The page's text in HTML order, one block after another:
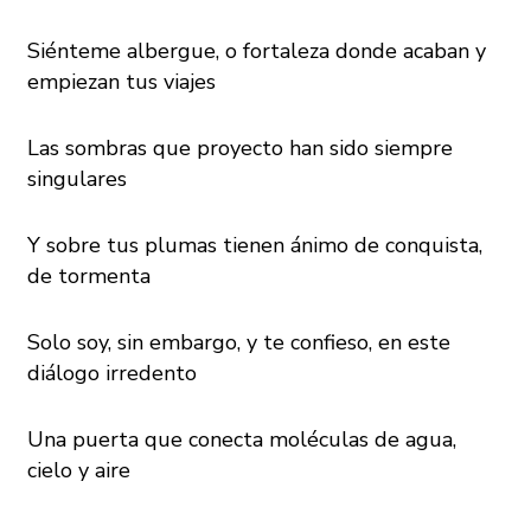
Siénteme albergue, o fortaleza donde acaban y
empiezan tus viajes
Las sombras que proyecto han sido siempre
singulares
Y sobre tus plumas tienen ánimo de conquista,
de tormenta
Solo soy, sin embargo, y te confieso, en este
diálogo irredento
Una puerta que conecta moléculas de agua,
cielo y aire